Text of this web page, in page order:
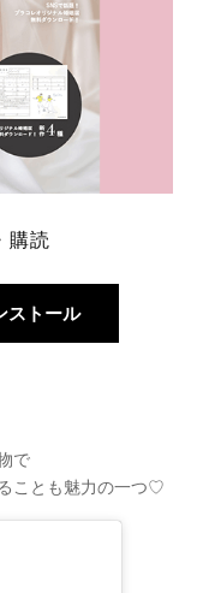
購読
ストール
で
ことも魅力の一つ♡